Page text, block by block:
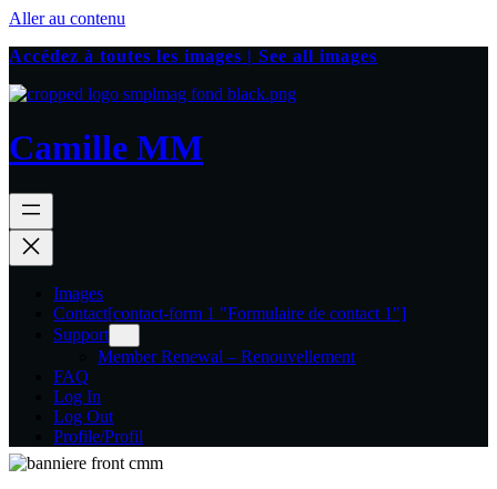
Aller au contenu
Accédez à toutes les images | See all images
Camille MM
Images
Contact[contact-form 1 "Formulaire de contact 1"]
Support
Member Renewal – Renouvellement
FAQ
Log In
Log Out
Profile/Profil